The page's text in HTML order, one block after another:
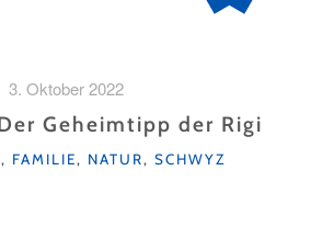
3. Oktober 2022
Geheimtipp der Rigi
, FAMILIE, NATUR, SCHWYZ